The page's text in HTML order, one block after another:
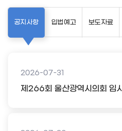
공지사항
2026-07-31
제266회 울산광역시의회 임
입법예고 보도자료